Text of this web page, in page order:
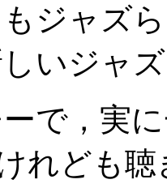
ジャズ
いジャ
で，実
れども